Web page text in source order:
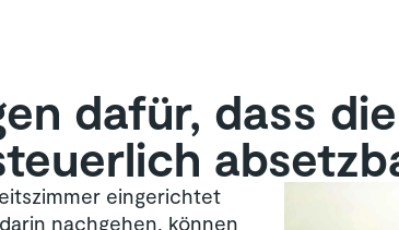
dafür, dass
eingerichtet
nachgehen, können